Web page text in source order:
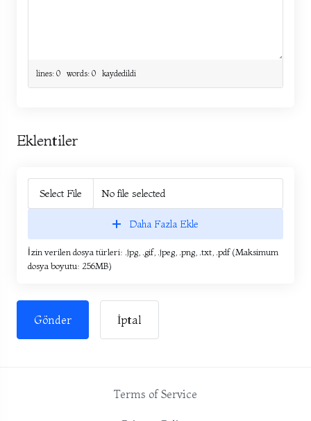
lines: 0 words: 0 kaydedildi
Eklentiler
Select File No file selected
Daha Fazla Ekle
İzin verilen dosya türleri: .jpg, .gif, .jpeg, .png, .txt, .pdf (Maksimum
dosya boyutu: 256MB)
İptal
Terms of Service